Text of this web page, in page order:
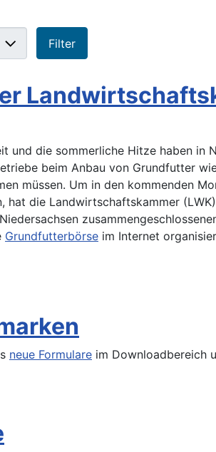
Filter
und die sommerliche Hitze haben in
beim Anbau von Grundfutter
müssen. Um in den kommenden
hat die Landwirtschaftskammer
Grundfutterbörse im Internet
neue Formulare im Downloadbereich